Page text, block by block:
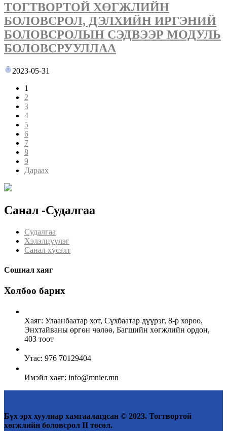
ТОГТВОРТОЙ ХӨГЖЛИЙН
БОЛОВСРОЛ, ДЭЛХИЙН ИРГЭНИЙ
БОЛОВСРОЛЫН СЭДВЭЭР МОДУЛЬ
БОЛОВСРУУЛЛАА
2023-05-31
1
2
3
4
5
6
7
8
9
Дараах
Санал -Судалгаа
Судалгаа
Хэлэлцүүлэг
Санал хүсэлт
Сошиал хаяг
Холбоо барих
Хаяг: Улаанбаатар хот, Сүхбаатар дүүрэг, 8-р хороо,
Энхтайваны өргөн чөлөө, Багшийн хөгжлийн ордон,
403 тоот
Утас: 976 70129404
Имэйл хаяг: info@mnier.mn
Бүх эрх хуулиар хамгаалагдсан © 2023. Тогтвортой
хөгжлийн боловсрол II төсөл.